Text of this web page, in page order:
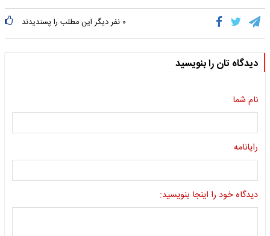
۰ نفر دیگر این مطلب را پسندیدند
دیدگاه تان را بنویسید
نام شما
رایانامه
دیدگاه خود را اینجا بنویسید: